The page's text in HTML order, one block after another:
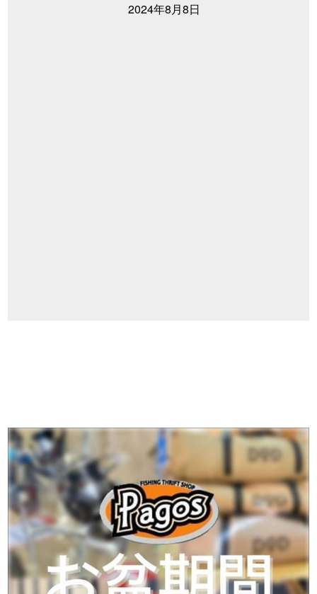
2024年8月8日